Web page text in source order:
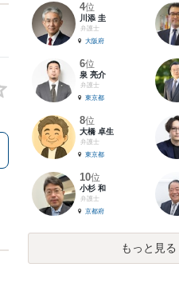
4位
川添 圭
弁護士
大阪府
6位
泉 亮介
弁護士
東京都
8位
大橋 卓生
弁護士
東京都
10位
小杉 和
弁護士
京都府
もっと見る